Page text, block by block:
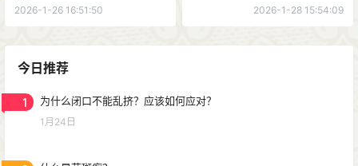
2026-1-26 16:51:50 2026-1-28 15:54:09
今日推荐
1 为什么闭口不能乱挤？应该如何应对？
1月24日